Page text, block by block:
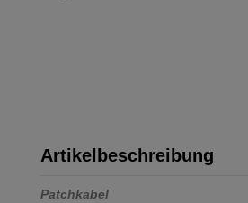
Artikelbeschreibung
Patchkabel